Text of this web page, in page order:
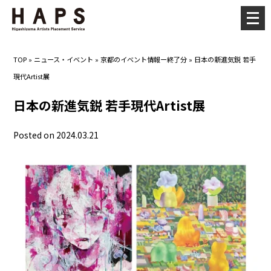
TOP » ニュース・イベント »京都のイベント情報ー終了分 » 日本の新進気鋭 若手
現代Artist展
日本の新進気鋭 若手現代Artist展
Posted on 2024.03.21
メ
ニ
ー